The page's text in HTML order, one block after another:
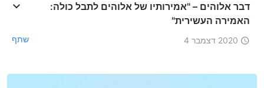
דבר אלוהים – "אמירותיו של אלוהים לתבל כולה:
האמירה העשירית"
2020 דצמבר 4 שתף